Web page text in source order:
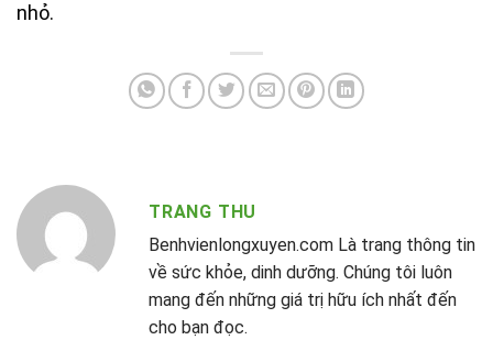
nhỏ.
TRANG THU
Benhvienlongxuyen.com Là trang thông tin
về sức khỏe, dinh dưỡng. Chúng tôi luôn
mang đến những giá trị hữu ích nhất đến
cho bạn đọc.